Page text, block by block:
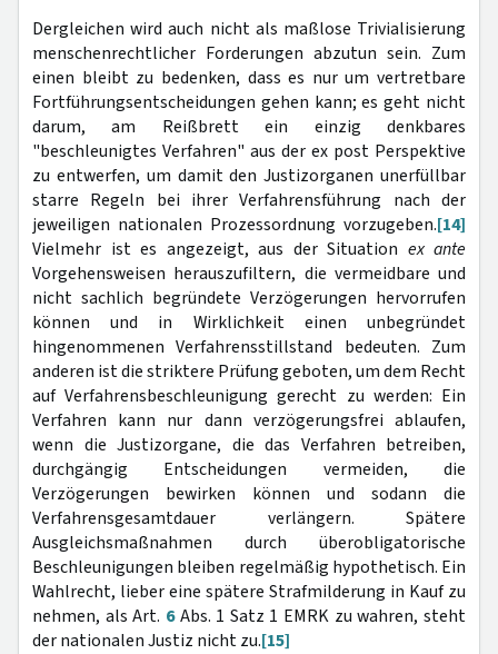
Dergleichen wird auch nicht als maßlose Trivialisierung
menschenrechtlicher Forderungen abzutun sein. Zum
einen bleibt zu bedenken, dass es nur um vertretbare
Fortführungsentscheidungen gehen kann; es geht nicht
darum, am Reißbrett ein einzig denkbares
"beschleunigtes Verfahren" aus der ex post Perspektive
zu entwerfen, um damit den Justizorganen unerfüllbar
starre Regeln bei ihrer Verfahrensführung nach der
jeweiligen nationalen Prozessordnung vorzugeben.[14]
Vielmehr ist es angezeigt, aus der Situation ex ante
Vorgehensweisen herauszufiltern, die vermeidbare und
nicht sachlich begründete Verzögerungen hervorrufen
können und in Wirklichkeit einen unbegründet
hingenommenen Verfahrensstillstand bedeuten. Zum
anderen ist die striktere Prüfung geboten, um dem Recht
auf Verfahrensbeschleunigung gerecht zu werden: Ein
Verfahren kann nur dann verzögerungsfrei ablaufen,
wenn die Justizorgane, die das Verfahren betreiben,
durchgängig Entscheidungen vermeiden, die
Verzögerungen bewirken können und sodann die
Verfahrensgesamtdauer verlängern. Spätere
Ausgleichsmaßnahmen durch überobligatorische
Beschleunigungen bleiben regelmäßig hypothetisch. Ein
Wahlrecht, lieber eine spätere Strafmilderung in Kauf zu
nehmen, als Art. 6Abs. 1 Satz 1 EMRK zu wahren, steht
der nationalen Justiz nicht zu.[15]